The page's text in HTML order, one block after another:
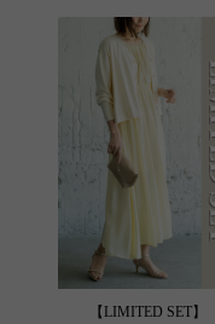
【LIMITED SET】